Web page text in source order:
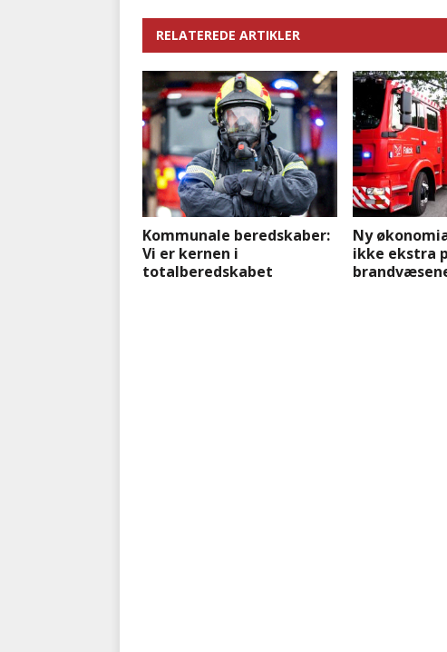
RELATEREDE ARTIKLER
Kommunale beredskaber:
Vi er kernen i
totalberedskabet
Ny
ikke ekstra